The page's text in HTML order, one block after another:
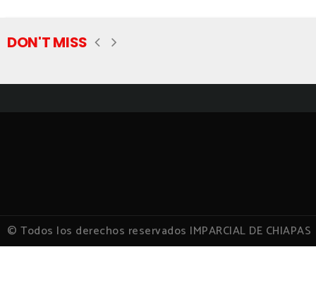
DON'T MISS
© Todos los derechos reservados IMPARCIAL DE CHIAPAS